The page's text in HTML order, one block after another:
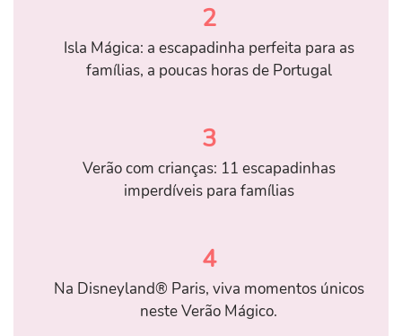
2
Isla Mágica: a escapadinha perfeita para as
famílias, a poucas horas de Portugal
3
Verão com crianças: 11 escapadinhas
imperdíveis para famílias
4
Na Disneyland® Paris, viva momentos únicos
neste Verão Mágico.